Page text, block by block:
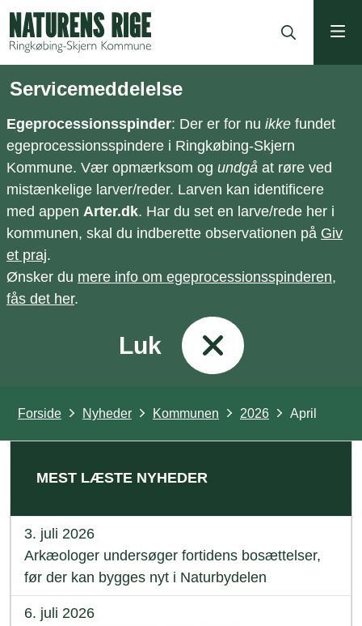
Servicemeddelelse
Egeprocessionsspinder: Der er for nu ikke fundet
egeprocessionsspindere i Ringkøbing-Skjern
Kommune. Vær opmærksom og undgå at røre ved
mistænkelige larver/reder. Larven kan identificere
med appen Arter.dk. Har du set en larve/rede her i
kommunen, skal du indberette observationen på Giv
et praj.
Ønsker du mere info om egeprocessionsspinderen,
fås det her.
Luk
Forside Nyheder Kommunen 2026 April
MEST LÆSTE NYHEDER
3. juli 2026
Arkæologer undersøger fortidens bosættelser,
før der kan bygges nyt i Naturbydelen
6. juli 2026